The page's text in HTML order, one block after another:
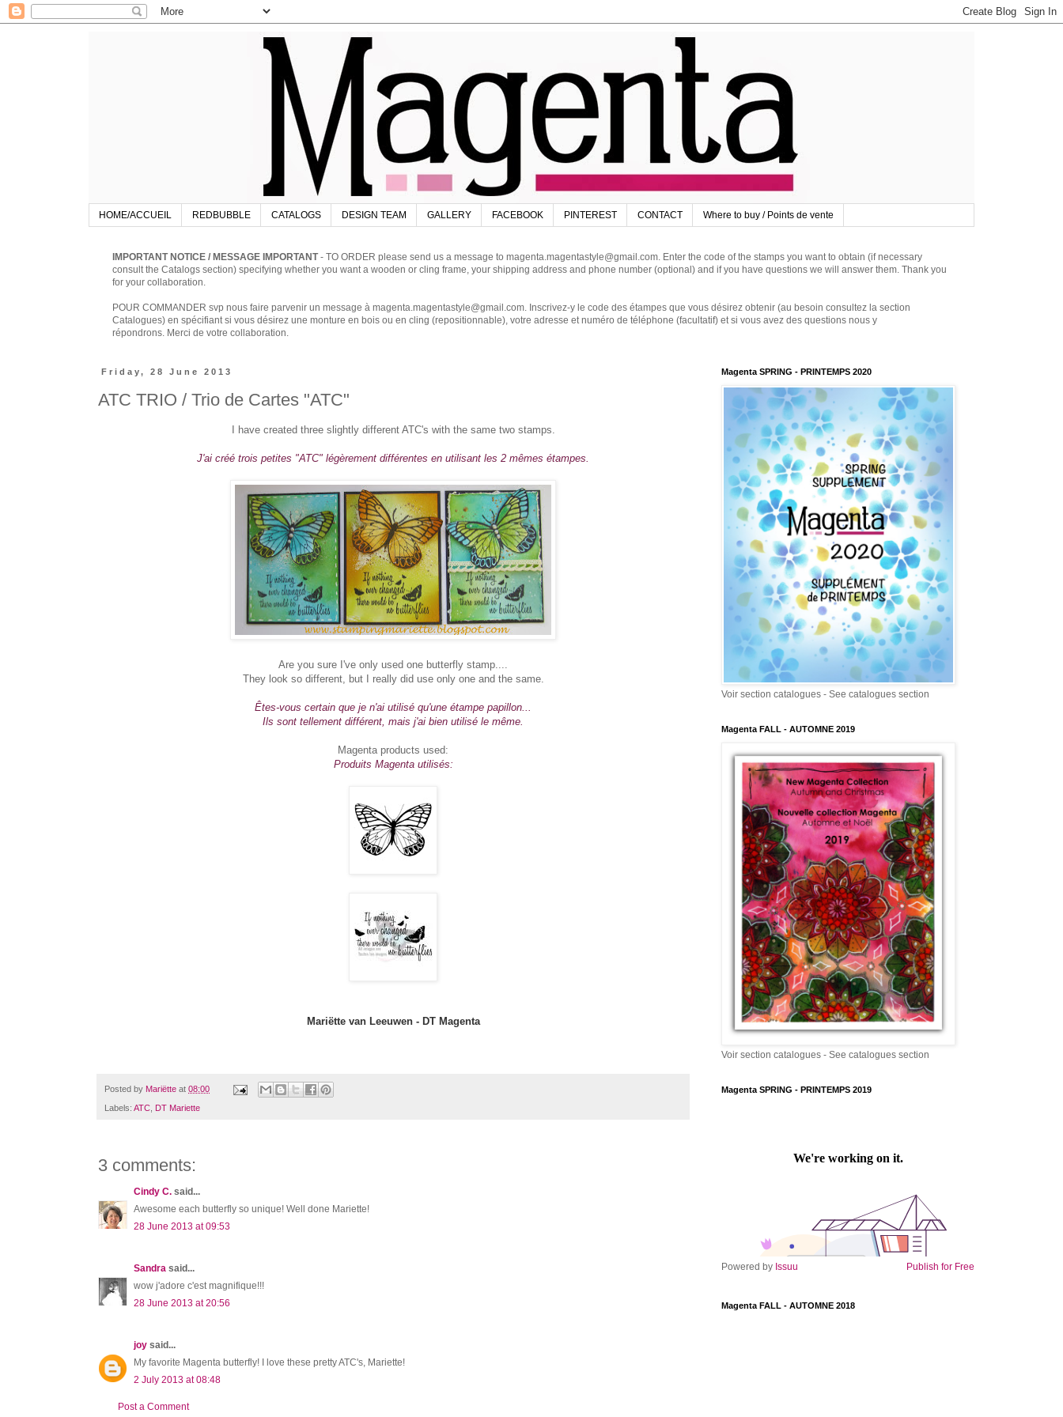
HOME/ACCUEIL REDBUBBLE CATALOGS DESIGN TEAM GALLERY FACEBOOK PINTEREST CONTACT Where to buy / Points de vente
IMPORTANT NOTICE / MESSAGE IMPORTANT- TO ORDER please send us a message to magenta.magentastyle@gmail.com. Enter the code of the stamps you want to obtain (if necessary
consult the Catalogs section) specifying whether you want a wooden or cling frame, your shipping address and phone number (optional) and if you have questions we will answer them. Thank you
for your collaboration.
POUR COMMANDER svp nous faire parvenir un message à magenta.magentastyle@gmail.com. Inscrivez-y le code des étampes que vous désirez obtenir (au besoin consultez la section
Catalogues) en spécifiant si vous désirez une monture en bois ou en cling (repositionnable), votre adresse et numéro de téléphone (facultatif) et si vous avez des questions nous y
répondrons. Merci de votre collaboration.
Friday, 28 June 2013
ATC TRIO / Trio de Cartes "ATC"
I have created three slightly different ATC's with the same two stamps.
J'ai créé trois petites "ATC" légèrement différentes en utilisant les 2 mêmes étampes.
Are you sure I've only used one butterfly stamp....
They look so different, but I really did use only one and the same.
Êtes-vous certain que je n'ai utilisé qu'une étampe papillon...
Ils sont tellement différent, mais j'ai bien utilisé le même.
Magenta products used:
Produits Magenta utilisés:
Mariëtte van Leeuwen - DT Magenta
Posted by Mariëtte at 08:00
Labels: ATC, DT Mariette
3 comments:
Cindy C. said...
Awesome each butterfly so unique! Well done Mariette!
28 June 2013 at 09:53
Sandra said...
wow j'adore c'est magnifique!!!
28 June 2013 at 20:56
joy said...
My favorite Magenta butterfly! I love these pretty ATC's, Mariette!
2 July 2013 at 08:48
Post a Comment
Magenta SPRING - PRINTEMPS 2020
Voir section catalogues - See catalogues section
Magenta FALL - AUTOMNE 2019
Voir section catalogues - See catalogues section
Magenta SPRING - PRINTEMPS 2019
Powered by Issuu Publish for Free
Magenta FALL - AUTOMNE 2018